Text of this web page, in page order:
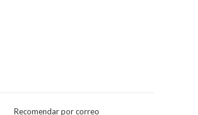
Recomendar por correo